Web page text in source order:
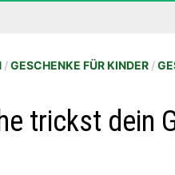
/GESCHENKE FÜR KINDER/
trickst dein